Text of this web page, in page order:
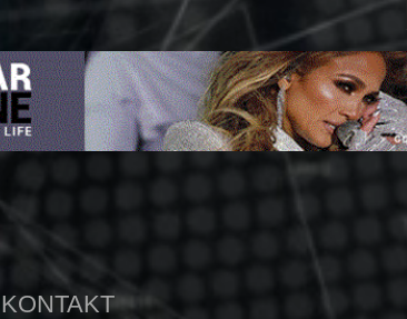
KONTAKT